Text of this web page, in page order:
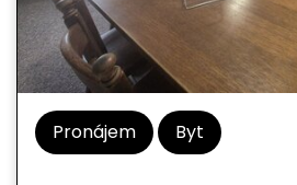
Pronájem Byt